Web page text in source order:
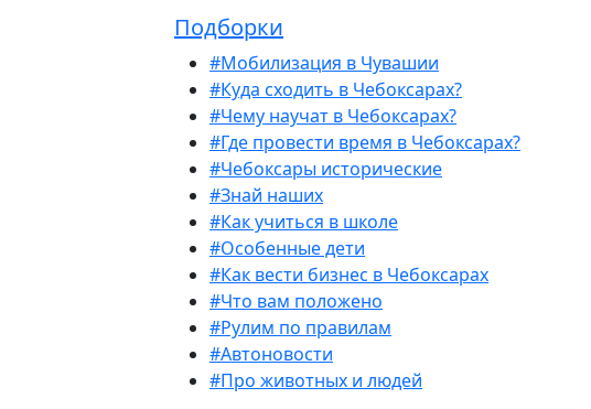
Подборки
#Мобилизация в Чувашии
#Куда сходить в Чебоксарах?
#Чему научат в Чебоксарах?
#Где провести время в Чебоксарах?
#Чебоксары исторические
#Знай наших
#Как учиться в школе
#Особенные дети
#Как вести бизнес в Чебоксарах
#Что вам положено
#Рулим по правилам
#Автоновости
#Про животных и людей